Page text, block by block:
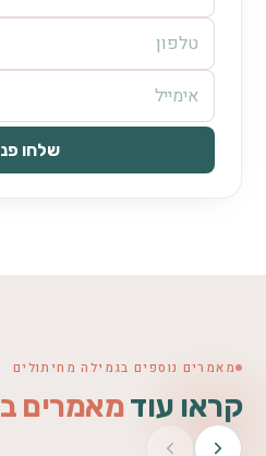
שלחו
מאמרים נוספים בגמילה מחיתולים
קראו עודמאמרים